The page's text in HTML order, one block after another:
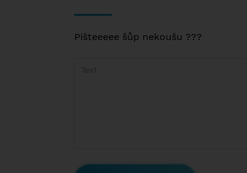
Pišteeeee šůp nekoušu ???